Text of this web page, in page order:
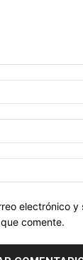
electrónico y
comente.